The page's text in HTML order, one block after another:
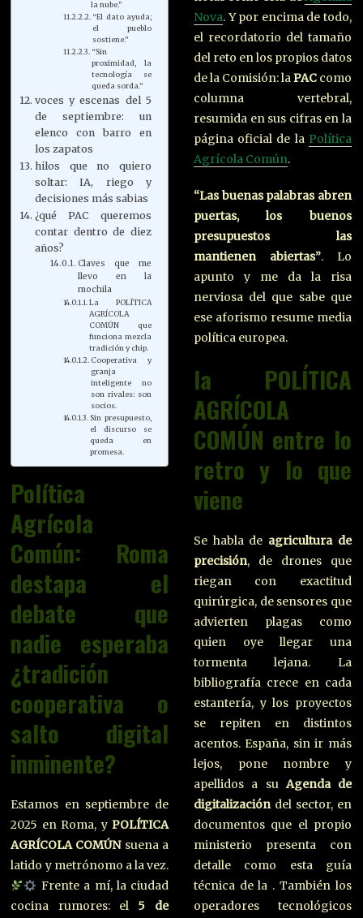
la nube.”
“El dato ayuda;
el pueblo
sostiene.”
“Sin
proximidad, la
tecnología se
queda sorda.”
voces y escenas del 5
de septiembre: un
elenco con barro en
los zapatos
hilos que no quiero
soltar: IA, riego y
decisiones más sabias
¿qué PAC queremos
contar dentro de diez
años?
Claves que me
llevo en la
mochila
La POLÍTICA
AGRÍCOLA
COMÚN que
funciona mezcla
tradición y chip.
Cooperativa y
granja
inteligente no
son rivales: son
socios.
Sin presupuesto,
el discurso se
queda en
promesa.
Política
Agrícola
Común: Roma
destapa el
debate que
nadie esperaba
¿tradición
cooperativa o
salto digital
inminente?
Estamos en septiembre de
2025 en Roma, yPOLÍTICA
AGRÍCOLA COMÚNsuena a
latido y metrónomo a la vez.
Frente a mí, la ciudad
cocina rumores: el 5 de
Nova. Y por encima de todo,
el recordatorio del tamaño
del reto en los propios datos
de la Comisión: laPACcomo
columna vertebral,
resumida en sus cifras en la
página oficial de la Política
Agrícola Común.
“Las buenas palabras abren
puertas, los buenos
presupuestos las
mantienen abiertas”. Lo
apunto y me da la risa
nerviosa del que sabe que
ese aforismo resume media
política europea.
la POLÍTICA
AGRÍCOLA
COMÚN entre lo
retro y lo que
viene
Se habla de agricultura de
precisión, de drones que
riegan con exactitud
quirúrgica, de sensores que
advierten plagas como
quien oye llegar una
tormenta lejana. La
bibliografía crece en cada
estantería, y los proyectos
se repiten en distintos
acentos. España, sin ir más
lejos, pone nombre y
apellidos a su Agenda de
digitalizacióndel sector, en
documentos que el propio
ministerio presenta con
detalle como esta guía
técnica de la . También los
operadores tecnológicos